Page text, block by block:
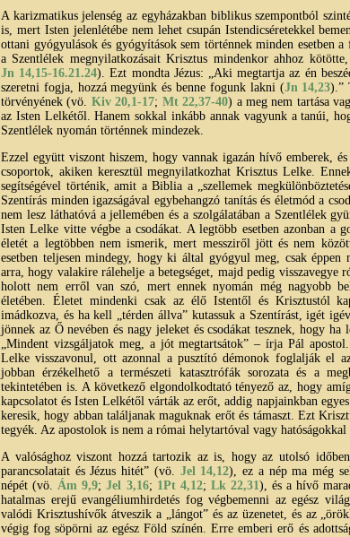
A karizmatikus jelenség az egyházakban biblikus szempontból
is, mert Isten jelenlétébe nem lehet csupán Istendicséretekkel
ottani gyógyulások és gyógyítások sem történnek minden esetben
a Szentlélek megnyilatkozásait Krisztus mindenkor ahhoz
Jn 14,15-16.21.24). Ezt mondta Jézus: „Aki megtartja az én
szeretni fogja, hozzá megyünk és benne fogunk lakni (Jn 14,23).”
törvényének (vö. Kiv 20,1-17; Mt 22,37-40) a meg nem tartása
az Isten Lelkétől. Hanem sokkal inkább annak vagyunk a tanúi,
Szentlélek nyomán történnek mindezek.
Ezzel együtt viszont hiszem, hogy vannak igazán hívő emberek,
csoportok, akiken keresztül megnyilatkozhat Krisztus Lelke.
segítségével történik, amit a Biblia a „szellemek
Szentírás minden igazságával egybehangzó tanítás és életmód a
nem lesz láthatóvá a jellemében és a szolgálatában a Szentlélek
Isten Lelke vitte végbe a csodákat. A legtöbb esetben azonban a
életét a legtöbben nem ismerik, mert messziről jött és nem
esetben teljesen mindegy, hogy ki által gyógyul meg, csak
arra, hogy valakire rálehelje a betegséget, majd pedig
holott nem erről van szó, mert ennek nyomán még nagyobb
életében. Életet mindenki csak az élő Istentől és Krisztustól
imádkozva, és ha kell „térden állva” kutassuk a Szentírást, igét
jönnek az Ő nevében és nagy jeleket és csodákat tesznek, hogy
„Mindent vizsgáljatok meg, a jót megtartsátok” – írja Pál
Lelke visszavonul, ott azonnal a pusztító démonok foglalják el
jobban érzékelhető a természeti katasztrófák sorozata és a
tekintetében is. A következő elgondolkodtató tényező az, hogy
kapcsolatot és Isten Lelkétől várták az erőt, addig napjainkban
keresik, hogy abban találjanak maguknak erőt és támaszt. Ezt
tegyék. Az apostolok is nem a római helytartóval vagy hatóságokkal
A valósághoz viszont hozzá tartozik az is, hogy az utolsó
parancsolatait és Jézus hitét” (vö. Jel 14,12), ez a nép ma még
népét (vö. Ám 9,9;Jel 3,16; 1Pt 4,12; Lk 22,31), és a hívő
hatalmas erejű evangéliumhirdetés fog végbemenni az egész
valódi Krisztushívők átveszik a „lángot” és az üzenetet, és az
végig fog söpörni az egész Föld színén. Erre emberi erő és